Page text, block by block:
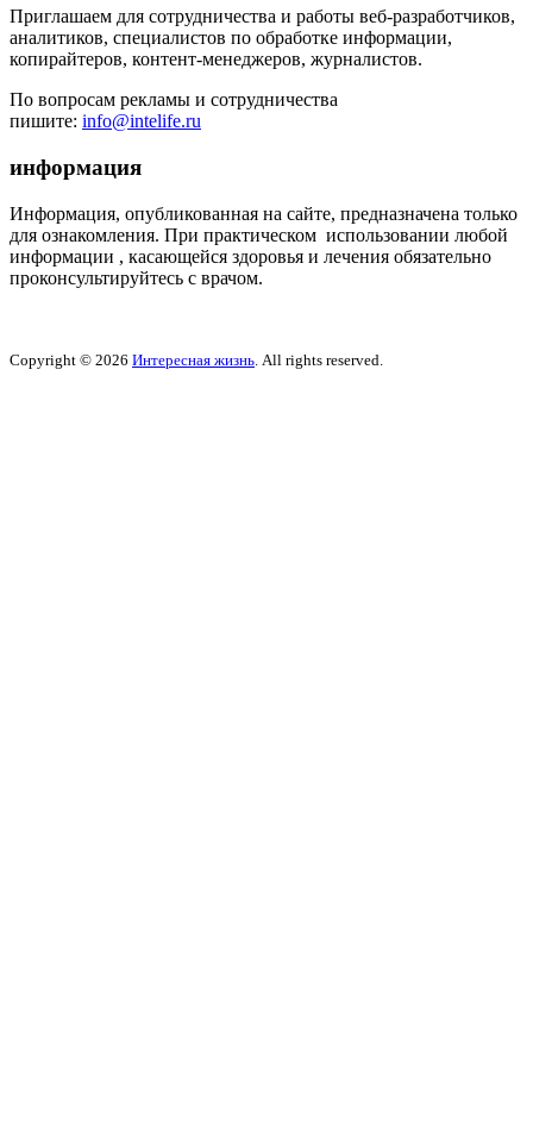
Приглашаем для сотрудничества и работы веб-разработчиков,
аналитиков, специалистов по обработке информации,
копирайтеров, контент-менеджеров, журналистов.
По вопросам рекламы и сотрудничества
пишите: info@intelife.ru
информация
Информация, опубликованная на сайте, предназначена только
для ознакомления. При практическом использовании любой
информации , касающейся здоровья и лечения обязательно
проконсультируйтесь с врачом.
Copyright © 2026 Интересная жизнь . All rights reserved.